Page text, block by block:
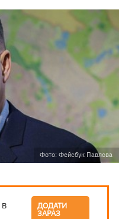
Фото: Фейсбук Павлова
В ДОДАТИ
ЗАРАЗ